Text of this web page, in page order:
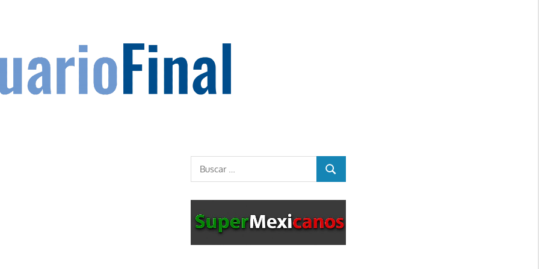
Buscar:
BUSCAR